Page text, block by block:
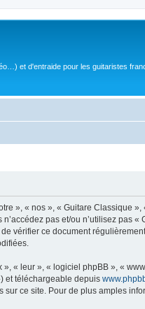
et d'entraide pour les guitaristes
», « nos », « Guitare Classique
pas et/ou n’utilisez
vérifier ce document
« leur », « logiciel phpBB », «
et téléchargeable depuis
ce site. Pour de plus amples